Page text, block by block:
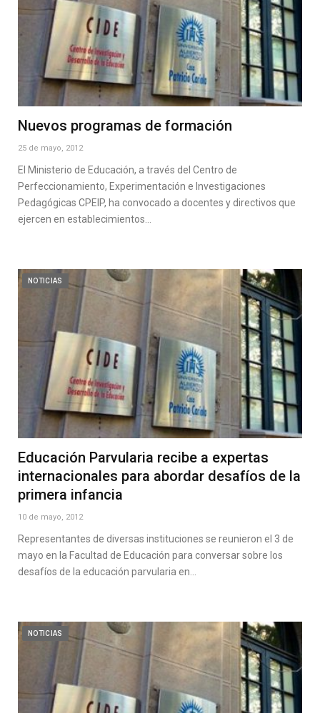
Nuevos programas de formación
25 de mayo, 2012
El Ministerio de Educación, a través del Centro de
Perfeccionamiento, Experimentación e Investigaciones
Pedagógicas CPEIP, ha convocado a docentes y directivos que
ejercen en establecimientos…
NOTICIAS
Educación Parvularia recibe a expertas
internacionales para abordar desafíos de la
primera infancia
10 de mayo, 2012
Representantes de diversas instituciones se reunieron el 3 de
mayo en la Facultad de Educación para conversar sobre los
desafíos de la educación parvularia en…
NOTICIAS